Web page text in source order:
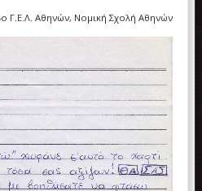
Γ.Ε.Λ. Αθηνών, Νομική Σχολή Αθηνών